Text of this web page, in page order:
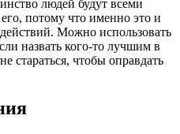
людей будут всеми
потому что именно это и
Можно использовать
назвать кого-то лучшим в
стараться, чтобы оправдать